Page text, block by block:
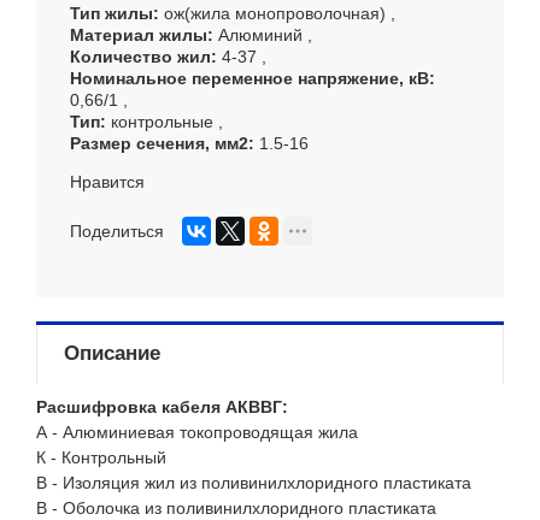
Тип жилы
ож(жила монопроволочная)
Материал жилы
Алюминий
Количество жил
4-37
Номинальное переменное напряжение, кВ
0,66/1
Тип
контрольные
Размер сечения, мм2
1.5-16
Нравится
Поделиться
Описание
Расшифровка кабеля АКВВГ:
А - Алюминиевая токопроводящая жила
К - Контрольный
В - Изоляция жил из поливинилхлоридного пластиката
В - Оболочка из поливинилхлоридного пластиката